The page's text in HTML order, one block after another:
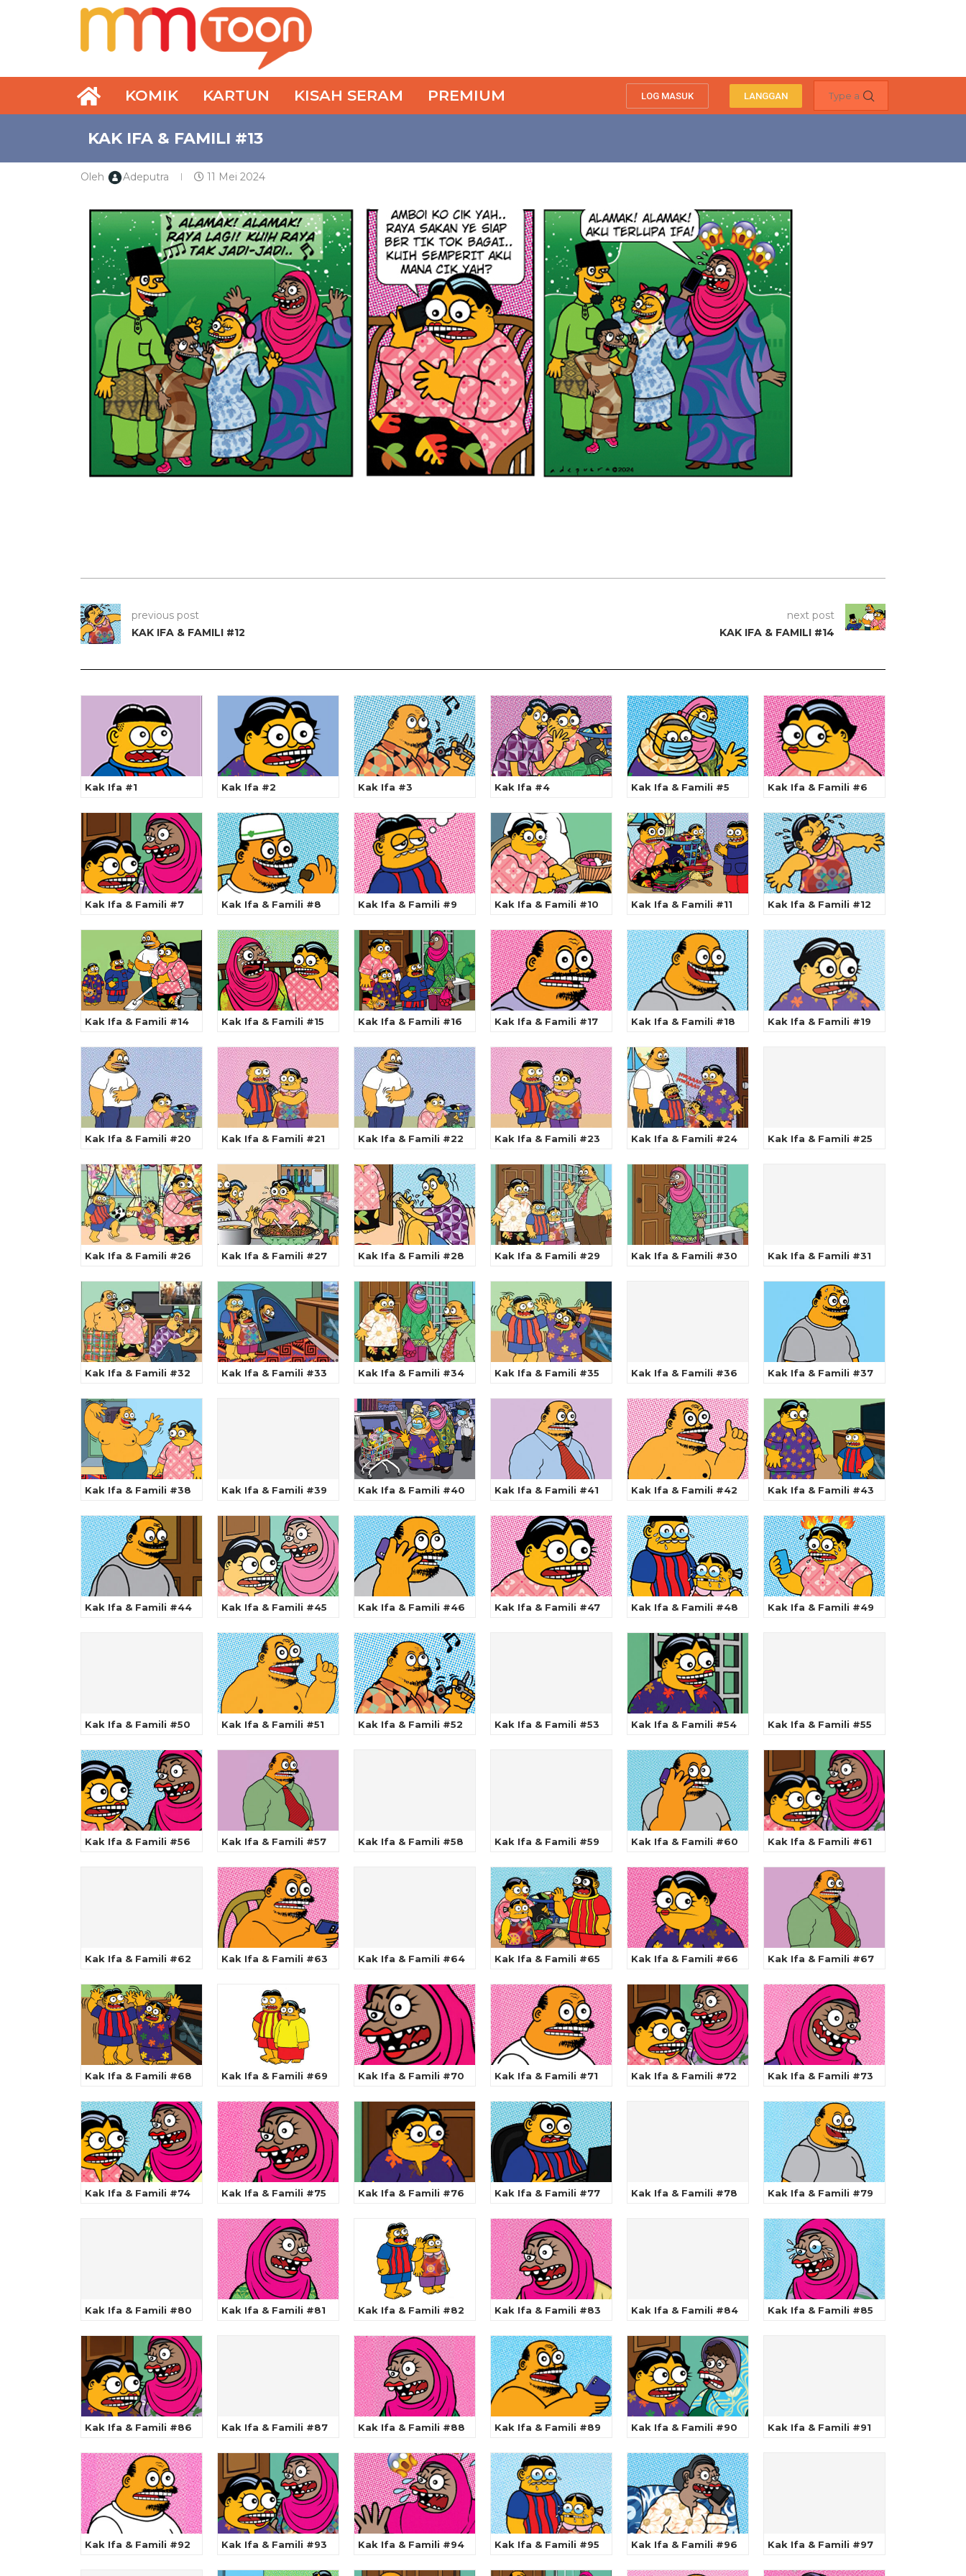
KOMIK KARTUN KISAH SERAM PREMIUM LOG MASUK LANGGAN
KAK IFA & FAMILI #13
Oleh Adeputra 11 Mei 2024
previous post
KAK IFA & FAMILI #12
next post
KAK IFA & FAMILI #14
Kak Ifa #1 Kak Ifa #2 Kak Ifa #3 Kak Ifa #4 Kak Ifa & Famili #5 Kak Ifa & Famili #6
Kak Ifa & Famili #7 Kak Ifa & Famili #8 Kak Ifa & Famili #9 Kak Ifa & Famili #10 Kak Ifa & Famili #11 Kak Ifa & Famili #12
Kak Ifa & Famili #14 Kak Ifa & Famili #15 Kak Ifa & Famili #16 Kak Ifa & Famili #17 Kak Ifa & Famili #18 Kak Ifa & Famili #19
Kak Ifa & Famili #20 Kak Ifa & Famili #21 Kak Ifa & Famili #22 Kak Ifa & Famili #23 Kak Ifa & Famili #24 Kak Ifa & Famili #25
Kak Ifa & Famili #26 Kak Ifa & Famili #27 Kak Ifa & Famili #28 Kak Ifa & Famili #29 Kak Ifa & Famili #30 Kak Ifa & Famili #31
Kak Ifa & Famili #32 Kak Ifa & Famili #33 Kak Ifa & Famili #34 Kak Ifa & Famili #35 Kak Ifa & Famili #36 Kak Ifa & Famili #37
Kak Ifa & Famili #38 Kak Ifa & Famili #39 Kak Ifa & Famili #40 Kak Ifa & Famili #41 Kak Ifa & Famili #42 Kak Ifa & Famili #43
Kak Ifa & Famili #44 Kak Ifa & Famili #45 Kak Ifa & Famili #46 Kak Ifa & Famili #47 Kak Ifa & Famili #48 Kak Ifa & Famili #49
Kak Ifa & Famili #50 Kak Ifa & Famili #51 Kak Ifa & Famili #52 Kak Ifa & Famili #53 Kak Ifa & Famili #54 Kak Ifa & Famili #55
Kak Ifa & Famili #56 Kak Ifa & Famili #57 Kak Ifa & Famili #58 Kak Ifa & Famili #59 Kak Ifa & Famili #60 Kak Ifa & Famili #61
Kak Ifa & Famili #62 Kak Ifa & Famili #63 Kak Ifa & Famili #64 Kak Ifa & Famili #65 Kak Ifa & Famili #66 Kak Ifa & Famili #67
Kak Ifa & Famili #68 Kak Ifa & Famili #69 Kak Ifa & Famili #70 Kak Ifa & Famili #71 Kak Ifa & Famili #72 Kak Ifa & Famili #73
Kak Ifa & Famili #74 Kak Ifa & Famili #75 Kak Ifa & Famili #76 Kak Ifa & Famili #77 Kak Ifa & Famili #78 Kak Ifa & Famili #79
Kak Ifa & Famili #80 Kak Ifa & Famili #81 Kak Ifa & Famili #82 Kak Ifa & Famili #83 Kak Ifa & Famili #84 Kak Ifa & Famili #85
Kak Ifa & Famili #86 Kak Ifa & Famili #87 Kak Ifa & Famili #88 Kak Ifa & Famili #89 Kak Ifa & Famili #90 Kak Ifa & Famili #91
Kak Ifa & Famili #92 Kak Ifa & Famili #93 Kak Ifa & Famili #94 Kak Ifa & Famili #95 Kak Ifa & Famili #96 Kak Ifa & Famili #97